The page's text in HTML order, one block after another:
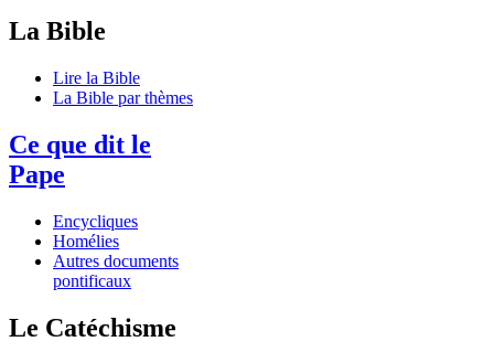
La Bible
Lire la Bible
La Bible par thèmes
Ce que dit le
Pape
Encycliques
Homélies
Autres documents
pontificaux
Le Catéchisme